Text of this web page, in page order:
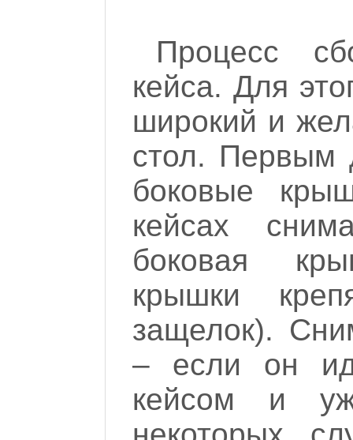
Процесс
кейса. Для
широкий и
стол. Первым
боковые
кейсах
боковая
крышки
защелок).
– если он
кейсом и